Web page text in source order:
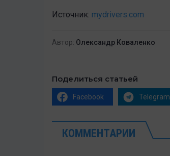
Источник: mydrivers.com
Автор: Олександр Коваленко
Поделиться статьей
Facebook Telegram
КОММЕНТАРИИ